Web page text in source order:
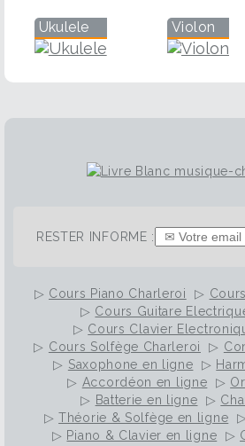
Ukulele Violon
RESTER INFORME :
▷ Cours Piano Charleroi ▷
▷ Cours Guitare
▷ Cours Clavier
▷ Cours Solfège Charleroi ▷
▷ Saxophone en ligne ▷
▷ Accordéon en ligne ▷
▷ Batterie en ligne ▷
▷Théorie & Solfège en ligne
▷ Piano & Clavier en ligne ▷